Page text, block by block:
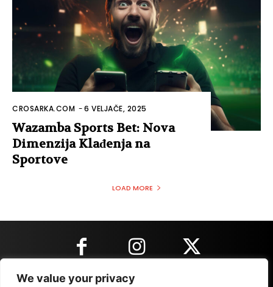
We value your privacy
CROSARKA.COM -6 VELJAČE, 2025
Wazamba Sports Bet: Nova
Dimenzija Klađenja na
Sportove
LOAD MORE